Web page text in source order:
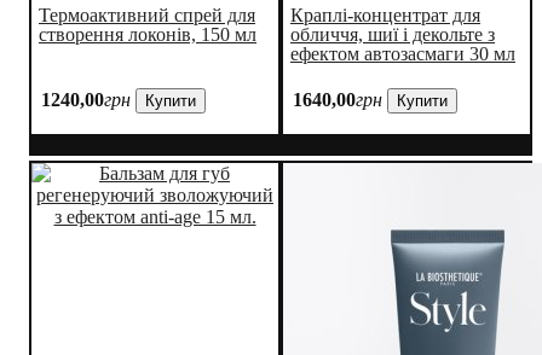
Термоактивний спрей для
створення локонів, 150 мл
1240,00грн Купити
Краплі-концентрат для
обличчя, шиї і декольте з
ефектом автозасмаги 30 мл
1640,00грн Купити